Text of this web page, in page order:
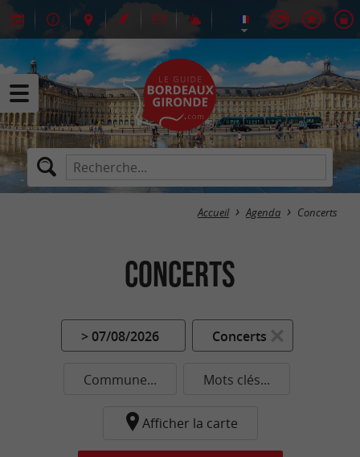
Accueil Agenda Concerts
Concerts
> 07/08/2026 Concerts
Commune... Mots clés...
Afficher la carte